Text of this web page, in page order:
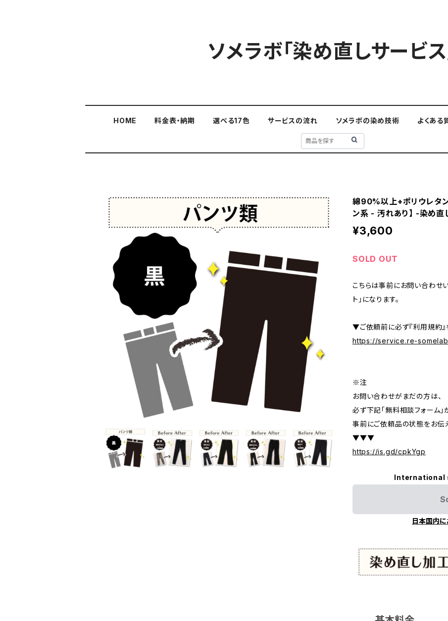
ソメラボ「染め直しサービス
HOME 料金表・納期 選べる17色 サービスの流れ ソメラボの染め技術 よくある
綿90%以上+ポリウレタ
ン系 - 汚れあり】 -染め
¥3,600
SOLD OUT
こちらは事前にお問い合わせ
ト」になります。
▼ご依頼前に必ず『利用規約』
https://service.re-
※注
お問い合わせがまだの方は、
必ず下記「無料相談フォーム」
事前にご依頼品の状態をお伝え
▼▼▼
https://is.gd/cpkYgp
International
日本国内